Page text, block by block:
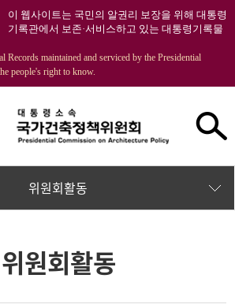
이 웹사이트는 국민의 알권리 보장을 위해 대통령
기록관에서 보존·서비스하고 있는 대통령기록물
Records maintained and serviced by the Presidential
people's right to know.
위원회활동
위원회활동